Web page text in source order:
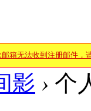
箱无法收到注册邮件，
影 › 个